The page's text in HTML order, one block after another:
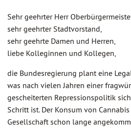
Sehr geehrter Herr
sehr geehrter Stadtvorstand,
sehr geehrte Damen und Herren,
liebe Kolleginnen und Kollegen,
die Bundesregierung plant eine
was nach vielen Jahren einer
gescheiterten Repressionspolitik
Schritt ist. Der Konsum von
Gesellschaft schon lange